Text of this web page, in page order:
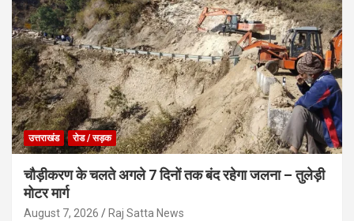
उत्तराखंड रोड / सड़क
चौड़ीकरण के चलते अगले 7 दिनों तक बंद रहेगा जलना – तुलेड़ी
मोटर मार्ग
August 7, 2026 Raj Satta News